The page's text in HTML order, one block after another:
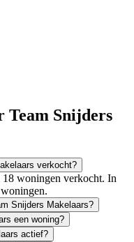
Team Snijders
verkocht?
18 woningen verkocht. In
Snijders Makelaars?
een woning?
actief?